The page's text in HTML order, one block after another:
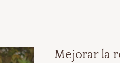
Mejorar la